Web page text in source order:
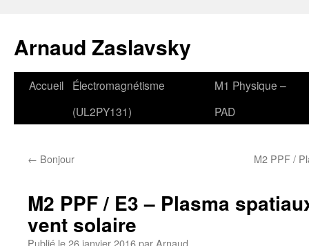
contenu
Arnaud Zaslavsky
Accueil
Électromagnétisme
(UL2PY131)
M1 Physique –
PAD
← Bonjour M2 PPF /
M2 PPF / E3 – Plasma
vent solaire
Publié le26 janvier 2016parArnaud